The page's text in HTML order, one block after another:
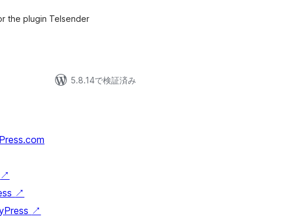
the plugin Telsender
5.8.14で検証済み
↗
↗
↗